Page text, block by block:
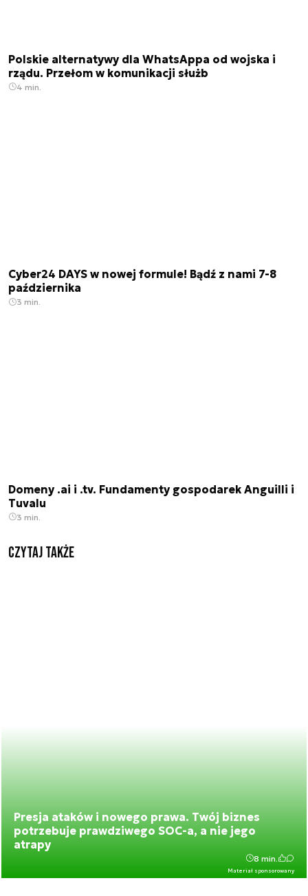
Polskie alternatywy dla WhatsAppa od wojska i
rządu. Przełom w komunikacji służb
4 min.
Cyber24 DAYS w nowej formule! Bądź z nami 7-8
października
3 min.
Domeny .ai i .tv. Fundamenty gospodarek Anguilli i
Tuvalu
3 min.
Czytaj także
Presja ataków i nowego prawa. Twój biznes
potrzebuje prawdziwego SOC-a, a nie jego
atrapy
Materiał sponsorowany
8 min.